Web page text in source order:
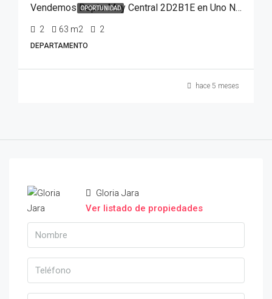
OPORTUNIDAD Vendemos Depto Muy Central 2D2B1E en Uno Norte, Viña Del Mar
2 63 m2 2
DEPARTAMENTO
hace 5 meses
Gloria Jara
Ver listado de propiedades